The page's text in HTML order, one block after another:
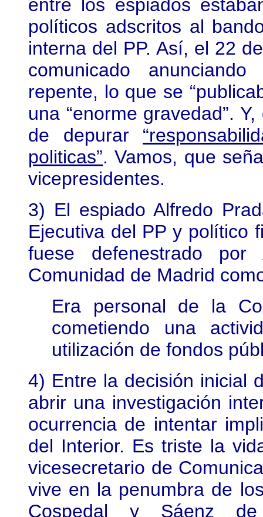
entre los espiados
políticos adscritos al
interna del PP. Así, el 22
comunicado
repente, lo que se
una “enorme gravedad”.
de depurar
politicas”. Vamos, que
vicepresidentes.
3) El espiado Alfredo
Ejecutiva del PP y político
fuese defenestrado
Comunidad de Madrid
Era personal de la
cometiendo una
utilización de fondos
4) Entre la decisión inicial
abrir una investigación
ocurrencia de intentar
del Interior. Es triste la
vicesecretario de
vive en la penumbra de
Cospedal y Sáenz